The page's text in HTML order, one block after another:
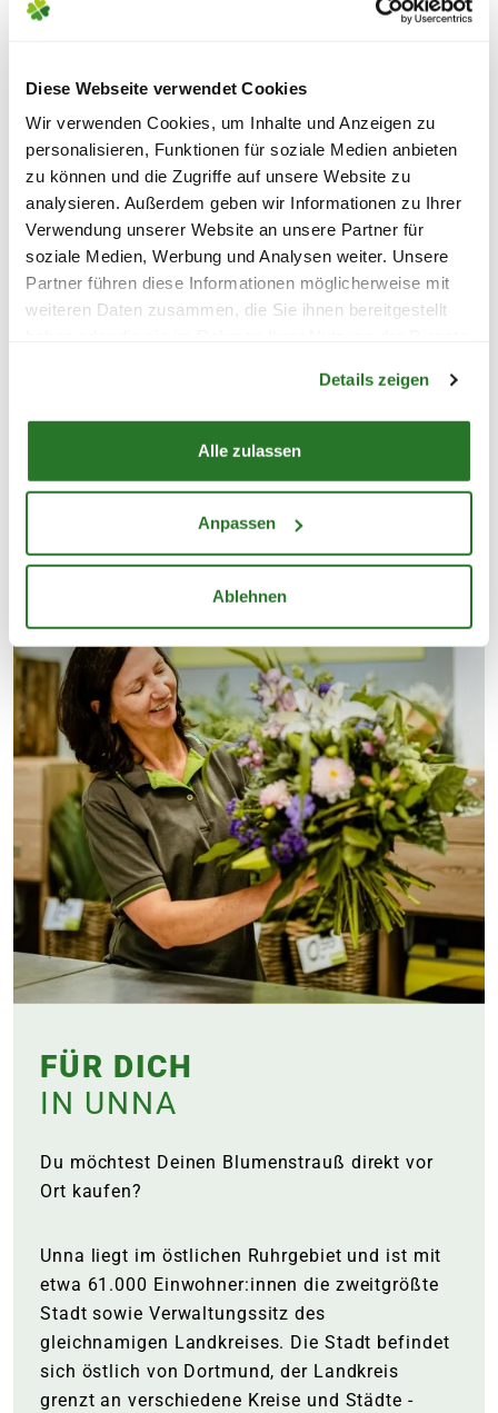
Diese Webseite verwendet Cookies
Wir verwenden Cookies, um Inhalte und Anzeigen zu
personalisieren, Funktionen für soziale Medien anbieten
zu können und die Zugriffe auf unsere Website zu
analysieren. Außerdem geben wir Informationen zu Ihrer
Verwendung unserer Website an unsere Partner für
soziale Medien, Werbung und Analysen weiter. Unsere
Partner führen diese Informationen möglicherweise mit
weiteren Daten zusammen, die Sie ihnen bereitgestellt
Details zeigen
Alle zulassen
Anpassen
Ablehnen
'Luke'
32,99
'Schöne Zeit'
37,99
ALLE BLUMENSTRÄUSSE
FÜR DICH
IN UNNA
Du möchtest Deinen Blumenstrauß direkt vor
Ort kaufen?
Unna liegt im östlichen Ruhrgebiet und ist mit
etwa 61.000 Einwohner:innen die zweitgrößte
Stadt sowie Verwaltungssitz des
gleichnamigen Landkreises. Die Stadt befindet
sich östlich von Dortmund, der Landkreis
grenzt an verschiedene Kreise und Städte -